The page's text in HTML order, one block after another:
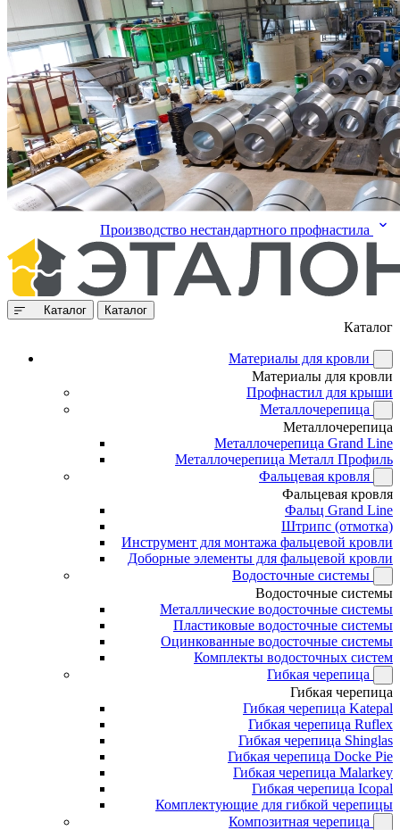
Производство нестандартного профнастила
Каталог Каталог
Каталог
Материалы для кровли
Материалы для кровли
Профнастил для крыши
Металлочерепица
Металлочерепица
Металлочерепица Grand Line
Металлочерепица Металл Профиль
Фальцевая кровля
Фальцевая кровля
Фальц Grand Line
Штрипс (отмотка)
Инструмент для монтажа фальцевой кровли
Доборные элементы для фальцевой кровли
Водосточные системы
Водосточные системы
Металлические водосточные системы
Пластиковые водосточные системы
Оцинкованные водосточные системы
Комплекты водосточных систем
Гибкая черепица
Гибкая черепица
Гибкая черепица Katepal
Гибкая черепица Ruflex
Гибкая черепица Shinglas
Гибкая черепица Docke Pie
Гибкая черепица Malarkey
Гибкая черепица Icopal
Комплектующие для гибкой черепицы
Композитная черепица